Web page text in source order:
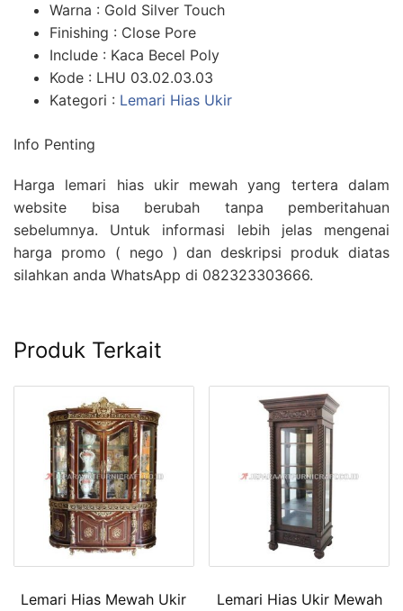
Warna : Gold Silver Touch
Finishing : Close Pore
Include : Kaca Becel Poly
Kode : LHU 03.02.03.03
Kategori : Lemari Hias Ukir
Info Penting
Harga lemari hias ukir mewah yang tertera dalam
website bisa berubah tanpa pemberitahuan
sebelumnya. Untuk informasi lebih jelas mengenai
harga promo ( nego ) dan deskripsi produk diatas
silahkan anda WhatsApp di 082323303666.
Produk Terkait
Lemari Hias Mewah Ukir Lemari Hias Ukir Mewah